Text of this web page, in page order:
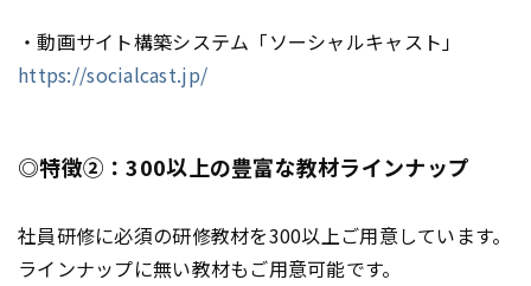
・動画サイト構築システム「ソーシャルキャスト」
https://socialcast.jp/
◎特徴②：300以上の豊富な教材ラインナップ
社員研修に必須の研修教材を300以上ご用意しています。
ラインナップに無い教材もご用意可能です。